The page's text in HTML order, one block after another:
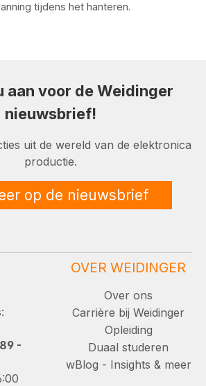
tijdens het hanteren.
aan voor de Weidinger
nieuwsbrief!
uit de wereld van de elektronica
productie.
op de nieuwsbrief
-
OVER WEIDINGER
Over ons
Carrière bij Weidinger
Opleiding
Duaal studeren
wBlog - Insights & meer